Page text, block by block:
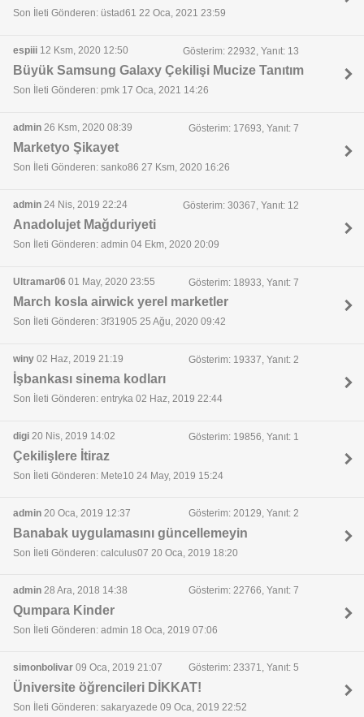
Son İleti Gönderen: üstad61 22 Oca, 2021 23:59
espiii 12 Ksm, 2020 12:50 Gösterim: 22932, Yanıt: 13
Büyük Samsung Galaxy Çekilişi Mucize Tanıtım
Son İleti Gönderen: pmk 17 Oca, 2021 14:26
admin 26 Ksm, 2020 08:39 Gösterim: 17693, Yanıt: 7
Marketyo Şikayet
Son İleti Gönderen: sanko86 27 Ksm, 2020 16:26
admin 24 Nis, 2019 22:24 Gösterim: 30367, Yanıt: 12
Anadolujet Mağduriyeti
Son İleti Gönderen: admin 04 Ekm, 2020 20:09
Ultramar06 01 May, 2020 23:55 Gösterim: 18933, Yanıt: 7
March kosla airwick yerel marketler
Son İleti Gönderen: 3f31905 25 Ağu, 2020 09:42
winy 02 Haz, 2019 21:19 Gösterim: 19337, Yanıt: 2
İşbankası sinema kodları
Son İleti Gönderen: entryka 02 Haz, 2019 22:44
digi 20 Nis, 2019 14:02 Gösterim: 19856, Yanıt: 1
Çekilişlere İtiraz
Son İleti Gönderen: Mete10 24 May, 2019 15:24
admin 20 Oca, 2019 12:37 Gösterim: 20129, Yanıt: 2
Banabak uygulamasını güncellemeyin
Son İleti Gönderen: calculus07 20 Oca, 2019 18:20
admin 28 Ara, 2018 14:38 Gösterim: 22766, Yanıt: 7
Qumpara Kinder
Son İleti Gönderen: admin 18 Oca, 2019 07:06
simonbolivar 09 Oca, 2019 21:07 Gösterim: 23371, Yanıt: 5
Üniversite öğrencileri DİKKAT!
Son İleti Gönderen: sakaryazede 09 Oca, 2019 22:52